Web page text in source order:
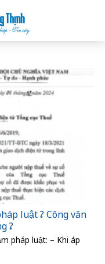
luật ? Công văn
?
pháp luật: – Khi áp